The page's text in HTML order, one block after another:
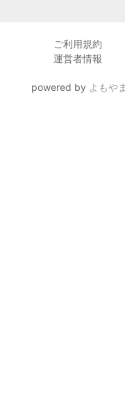
ご利用規約
運営者情報
powered by よもや